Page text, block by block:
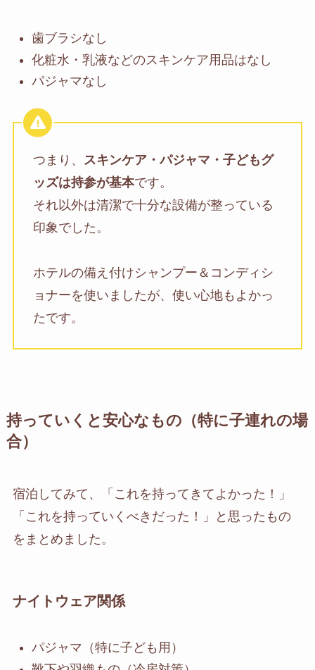
歯ブラシなし
化粧水・乳液などのスキンケア用品はなし
パジャマなし
つまり、
スキンケア・パジャマ・子どもグ
ッズは持参が基本です。
それ以外は清潔で十分な設備が整っている
印象でした。
ホテルの備え付けシャンプー＆コンディシ
ョナーを使いましたが、使い心地もよかっ
たです。
持っていくと安心なもの（特に子連れの場
合）
宿泊してみて、「これを持ってきてよかった！」
「これを持っていくべきだった！」と思ったもの
をまとめました。
ナイトウェア関係
パジャマ（特に子ども用）